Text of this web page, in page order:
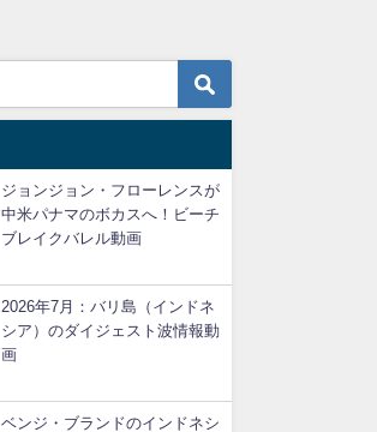
ジョンジョン・フローレンスが
中米パナマのボカスへ！ビーチ
ブレイクバレル動画
2026年7月：バリ島（インドネ
シア）のダイジェスト波情報動
画
ベンジ・ブランドのインドネシ